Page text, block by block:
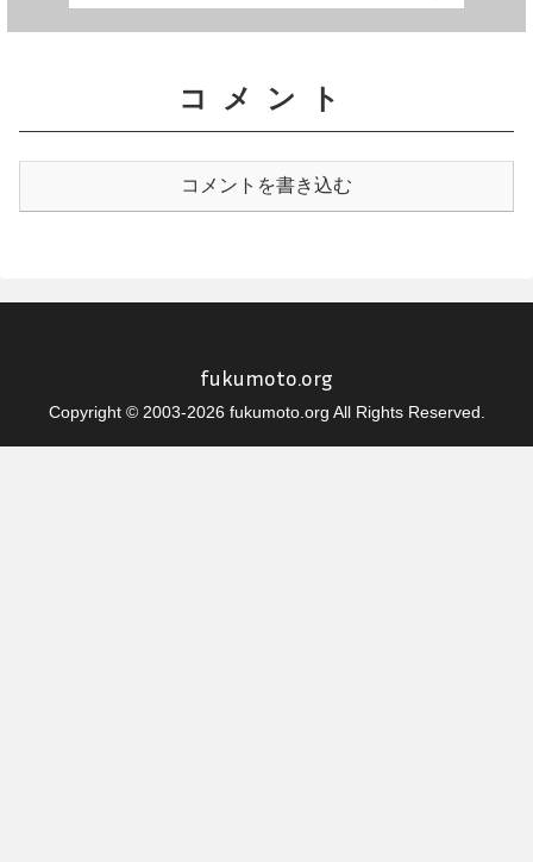
コメント
コメントを書き込む
fukumoto.org
Copyright © 2003-2026 fukumoto.org All Rights Reserved.